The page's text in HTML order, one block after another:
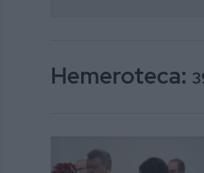
Hemeroteca: